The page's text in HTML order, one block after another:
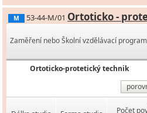
M 53-44-M/01 Ortoticko -
Zaměření nebo Školní vzdělávací program
Ortoticko-protetický technik
Počet